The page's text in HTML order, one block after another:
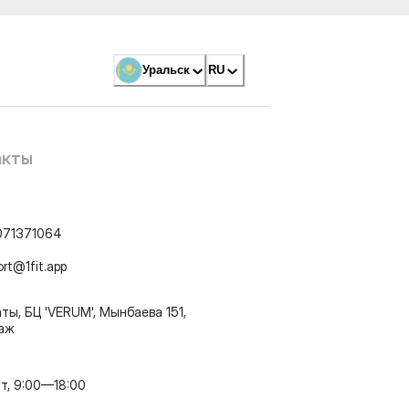
Уральск RU
БЦ 'VERUM', Мынбаева 151,
9:00—18:00